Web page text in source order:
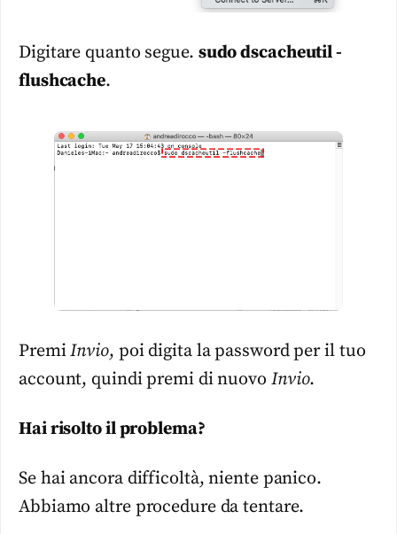
Digitare quanto segue. sudo dscacheutil -
flushcache.
PremiInvio, poi digita la password per il tuo
account, quindi premi di nuovo Invio.
Hai risolto il problema?
Se hai ancora difficoltà, niente panico.
Abbiamo altre procedure da tentare.